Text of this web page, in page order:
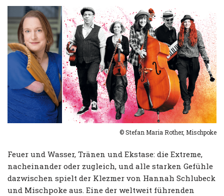
© Stefan Maria Rother, Mischpoke
Feuer und Wasser, Tränen und Ekstase: die Extreme,
nacheinander oder zugleich, und alle starken Gefühle
dazwischen spielt der Klezmer von Hannah Schlubeck
und Mischpoke aus. Eine der weltweit führenden